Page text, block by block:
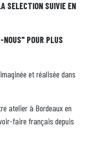
SELECTION SUIVIE EN
POUR PLUS
et réalisée dans
atelier à Bordeaux en
faire français depuis